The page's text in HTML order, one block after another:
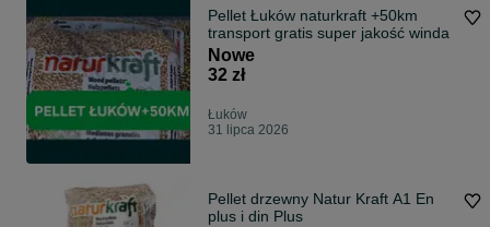
Pellet Łuków naturkraft +50km
transport gratis super jakość winda
Nowe
32 zł
Łuków
31 lipca 2026
Pellet drzewny Natur Kraft A1 En
plus i din Plus